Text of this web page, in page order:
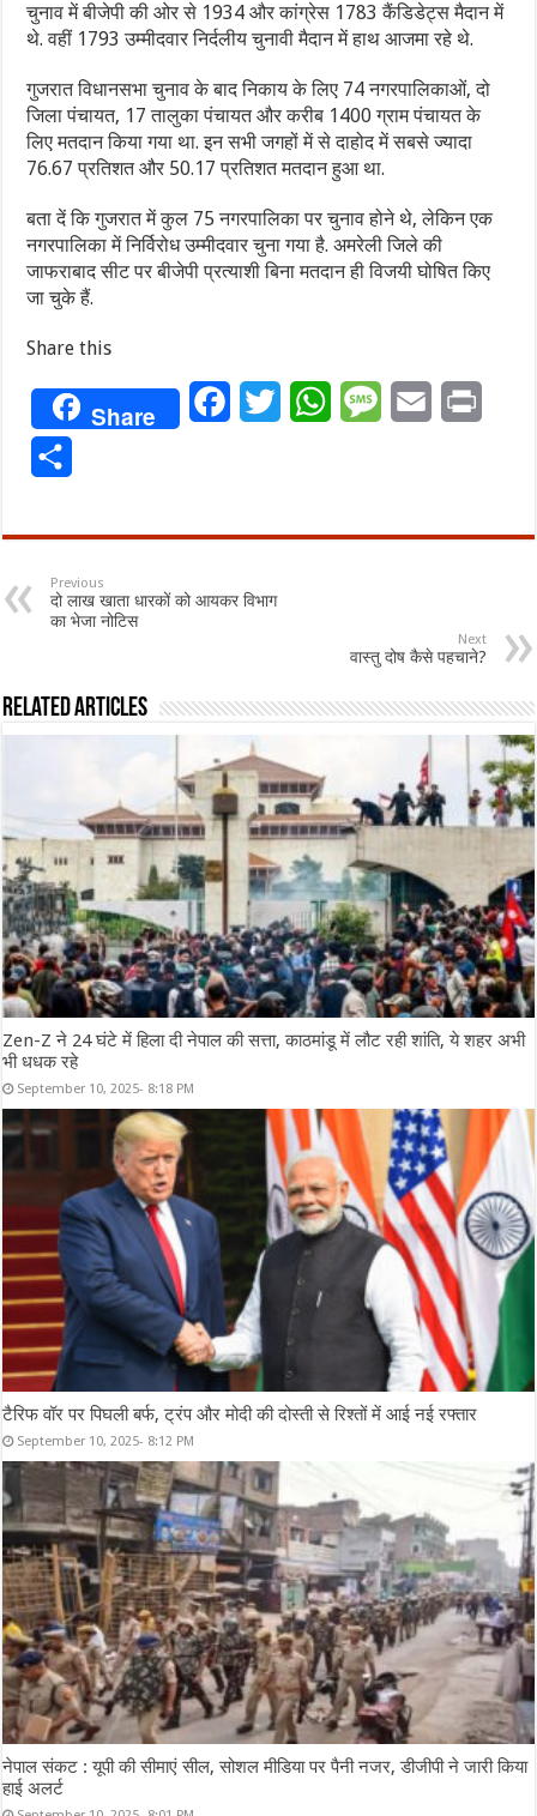
चुनाव में बीजेपी की ओर से 1934 और कांग्रेस 1783 कैंडिडेट्स मैदान में
थे. वहीं 1793 उम्मीदवार निर्दलीय चुनावी मैदान में हाथ आजमा रहे थे.
गुजरात विधानसभा चुनाव के बाद निकाय के लिए 74 नगरपालिकाओं, दो
जिला पंचायत, 17 तालुका पंचायत और करीब 1400 ग्राम पंचायत के
लिए मतदान किया गया था. इन सभी जगहों में से दाहोद में सबसे ज्यादा
76.67 प्रतिशत और 50.17 प्रतिशत मतदान हुआ था.
बता दें कि गुजरात में कुल 75 नगरपालिका पर चुनाव होने थे, लेकिन एक
नगरपालिका में निर्विरोध उम्मीदवार चुना गया है. अमरेली जिले की
जाफराबाद सीट पर बीजेपी प्रत्याशी बिना मतदान ही विजयी घोषित किए
जा चुके हैं.
Share this
Share FacebookTwitterWhatsAppMessageEmail
Previous
दो लाख खाता धारकों को आयकर विभाग
का भेजा नोटिस
Next
वास्तु दोष कैसे पहचाने?
Related Articles
Zen-Z ने 24 घंटे में हिला दी नेपाल की सत्ता, काठमांडू में लौट रही शांति, ये शहर अभी
भी धधक रहे
September 10, 2025- 8:18 PM
टैरिफ वॉर पर पिघली बर्फ, ट्रंप और मोदी की दोस्ती से रिश्तों में आई नई रफ्तार
September 10, 2025- 8:12 PM
नेपाल संकट : यूपी की सीमाएं सील, सोशल मीडिया पर पैनी नजर, डीजीपी ने जारी किया
हाई अलर्ट